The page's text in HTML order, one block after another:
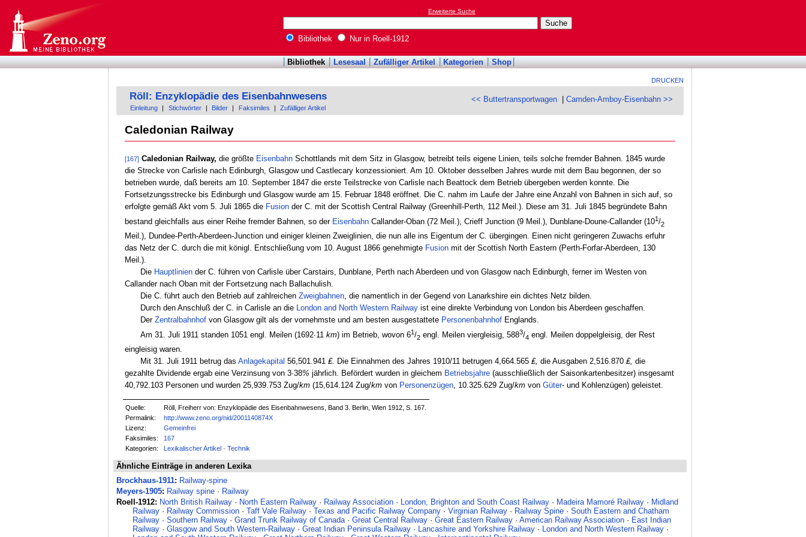
Erweiterte Suche
Bibliothek Nur in Roell-1912
Bibliothek Lesesaal Zufälliger Artikel Kategorien Shop
DRUCKEN
<< Buttertransportwagen |Camden-Amboy-Eisenbahn >>
Röll: Enzyklopädie des Eisenbahnwesens
Einleitung Stichwörter Bilder Faksimiles Zufälliger Artikel
Caledonian Railway
[167] Caledonian Railway, die größte EisenbahnSchottlands mit dem Sitz in Glasgow, betreibt teils eigene Linien, teils solche fremder Bahnen. 1845 wurde
die Strecke von Carlisle nach Edinburgh, Glasgow und Castlecary konzessioniert. Am 10. Oktober desselben Jahres wurde mit dem Bau begonnen, der so
betrieben wurde, daß bereits am 10. September 1847 die erste Teilstrecke von Carlisle nach Beattock dem Betrieb übergeben werden konnte. Die
Fortsetzungsstrecke bis Edinburgh und Glasgow wurde am 15. Februar 1848 eröffnet. Die C. nahm im Laufe der Jahre eine Anzahl von Bahnen in sich auf, so
erfolgte gemäß Akt vom 5. Juli 1865 die Fusionder C. mit der Scottish Central Railway (Greenhill-Perth, 112 Meil.). Diese am 31. Juli 1845 begründete Bahn
bestand gleichfalls aus einer Reihe fremder Bahnen, so der EisenbahnCallander-Oban (72 Meil.), Crieff Junction (9 Meil.), Dunblane-Doune-Callander (101/2
Meil.), Dundee-Perth-Aberdeen-Junction und einiger kleinen Zweiglinien, die nun alle ins Eigentum der C. übergingen. Einen nicht geringeren Zuwachs erfuhr
das Netz der C. durch die mit königl. Entschließung vom 10. August 1866 genehmigte Fusionmit der Scottish North Eastern (Perth-Forfar-Aberdeen, 130
Meil.).
Die Hauptlinien der C. führen von Carlisle über Carstairs, Dunblane, Perth nach Aberdeen und von Glasgow nach Edinburgh, ferner im Westen von
Callander nach Oban mit der Fortsetzung nach Ballachulish.
Die C. führt auch den Betrieb auf zahlreichenZweigbahnen , die namentlich in der Gegend von Lanarkshire ein dichtes Netz bilden.
Durch den Anschluß der C. in Carlisle an die
London and North Western Railway ist eine direkte Verbindung von London bis Aberdeen geschaffen.
DerZentralbahnhof von Glasgow gilt als der vornehmste und am besten ausgestattete Personenbahnhof Englands.
Am 31. Juli 1911 standen 1051 engl. Meilen (1692∙11km) im Betrieb, wovon 61/2 engl. Meilen viergleisig, 5883/4 engl. Meilen doppelgleisig, der Rest
eingleisig waren.
Mit 31. Juli 1911 betrug dasAnlagekapital 56,501.941₤. Die Einnahmen des Jahres 1910/11 betrugen 4,664.565₤, die Ausgaben 2,516.870₤, die
gezahlte Dividende ergab eine Verzinsung von 3∙38% jährlich. Befördert wurden in gleichem Betriebsjahre(ausschließlich der Saisonkartenbesitzer) insgesamt
40,792.103 Personen und wurden 25,939.753 Zug/km(15,614.124 Zug/kmvon Personenzügen, 10.325.629 Zug/kmvon Güter- und Kohlenzügen) geleistet.
Quelle:
Röll, Freiherr von: Enzyklopädie des Eisenbahnwesens, Band 3. Berlin, Wien 1912, S. 167.
Permalink:
http://www.zeno.org/nid/2001140874X
Lizenz:
Gemeinfrei
Faksimiles:
167
Kategorien:
Lexikalischer Artikel ·Technik
Ähnliche Einträge in anderen Lexika
Brockhaus-1911: Railway-spine
Meyers-1905: Railway spine · Railway
Roell-1912: North British Railway · North Eastern Railway · Railway Association · London, Brighton and South Coast Railway · Madeira Mamoré Railway · Midland
Railway· Railway Commission· Taff Vale Railway· Texas and Pacific Railway Company· Virginian Railway· Railway Spine· South Eastern and Chatham
Railway· Southern Railway· Grand Trunk Railway of Canada· Great Central Railway· Great Eastern Railway· American Railway Association· East Indian
Railway· Glasgow and South Western-Railway· Great Indian Peninsula Railway· Lancashire and Yorkshire Railway· London and North Western Railway·